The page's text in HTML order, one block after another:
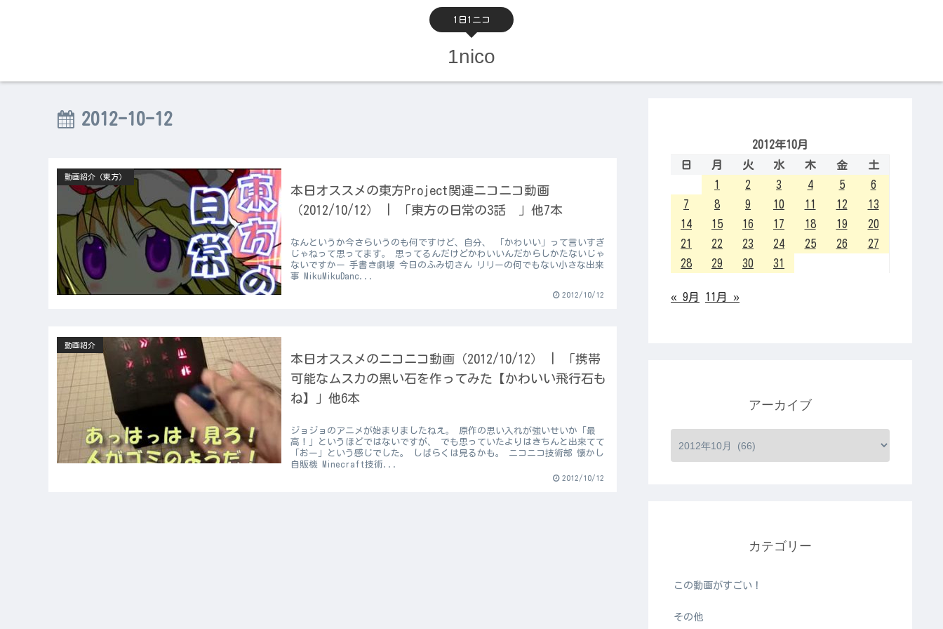
1日1ニコ
1nico
2012-10-12
動画紹介（東方）
本日オススメの東方Project関連ニコニコ動画
（2012/10/12） | 「東方の日常の3話 」他7本
なんというか今さらいうのも何ですけど、自分、 「かわいい」って言いすぎ
じゃねって思ってます。 思ってるんだけどかわいいんだからしかたないじゃ
ないですかー 手書き劇場 今日のふみ切さん リリーの何でもない小さな出来
事 MikuMikuDanc...
2012/10/12
動画紹介
本日オススメのニコニコ動画（2012/10/12） | 「携帯
可能なムスカの黒い石を作ってみた【かわいい飛行石も
ね】」他6本
ジョジョのアニメが始まりましたねえ。 原作の思い入れが強いせいか「最
高！」というほどではないですが、 でも思っていたよりはきちんと出来てて
「おー」という感じでした。 しばらくは見るかも。 ニコニコ技術部 懐かし
自販機 Minecraft技術...
2012/10/12
2012年10月
日
月 火 水 木 金
土
1
2 3 4 5
6
7
8 9 10 11 12
13
14
15 16 17 18 19
20
21
22 23 24 25 26
27
28
29 30 31
« 9月 11月 »
アーカイブ
カテゴリー
この動画がすごい！
その他